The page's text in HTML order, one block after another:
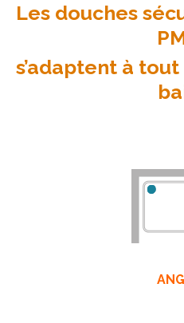
Les douches
s’adaptent à